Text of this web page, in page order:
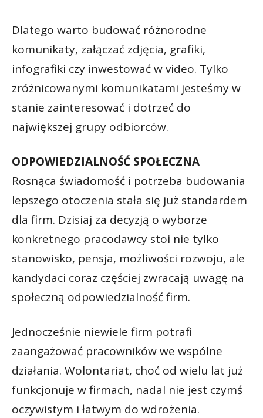
Dlatego warto budować różnorodne
komunikaty, załączać zdjęcia, grafiki,
infografiki czy inwestować w video. Tylko
zróżnicowanymi komunikatami jesteśmy w
stanie zainteresować i dotrzeć do
największej grupy odbiorców.
ODPOWIEDZIALNOŚĆ SPOŁECZNA
Rosnąca świadomość i potrzeba budowania
lepszego otoczenia stała się już standardem
dla firm. Dzisiaj za decyzją o wyborze
konkretnego pracodawcy stoi nie tylko
stanowisko, pensja, możliwości rozwoju, ale
kandydaci coraz częściej zwracają uwagę na
społeczną odpowiedzialność firm.
Jednocześnie niewiele firm potrafi
zaangażować pracowników we wspólne
działania. Wolontariat, choć od wielu lat już
funkcjonuje w firmach, nadal nie jest czymś
oczywistym i łatwym do wdrożenia.